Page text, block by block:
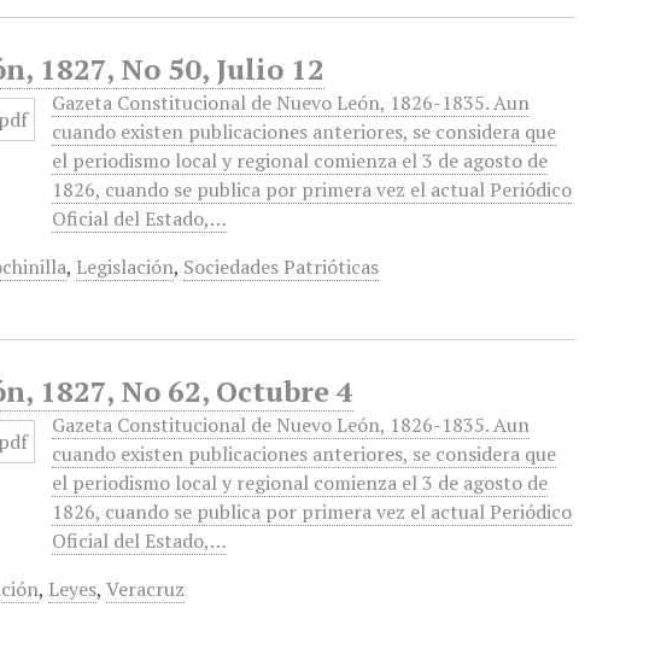
1827, No 50, Julio 12
Gazeta Constitucional de Nuevo León, 1826-1835. Aun
cuando existen publicaciones anteriores, se considera que
el periodismo local y regional comienza el 3 de agosto de
1826, cuando se publica por primera vez el actual Periódico
Oficial del Estado,…
, Legislación, Sociedades Patrióticas
1827, No 62, Octubre 4
Gazeta Constitucional de Nuevo León, 1826-1835. Aun
cuando existen publicaciones anteriores, se considera que
el periodismo local y regional comienza el 3 de agosto de
1826, cuando se publica por primera vez el actual Periódico
Oficial del Estado,…
, Leyes,Veracruz